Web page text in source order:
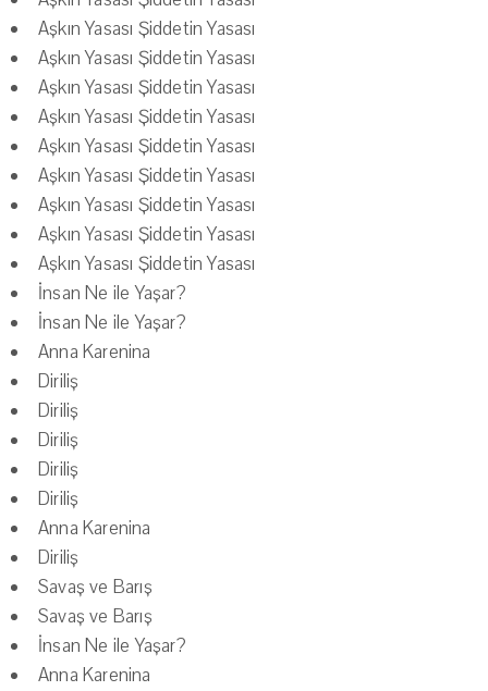
Aşkın Yasası Şiddetin Yasası
Aşkın Yasası Şiddetin Yasası
Aşkın Yasası Şiddetin Yasası
Aşkın Yasası Şiddetin Yasası
Aşkın Yasası Şiddetin Yasası
Aşkın Yasası Şiddetin Yasası
Aşkın Yasası Şiddetin Yasası
Aşkın Yasası Şiddetin Yasası
Aşkın Yasası Şiddetin Yasası
İnsan Ne ile Yaşar?
İnsan Ne ile Yaşar?
Anna Karenina
Diriliş
Diriliş
Diriliş
Diriliş
Diriliş
Anna Karenina
Diriliş
Savaş ve Barış
Savaş ve Barış
İnsan Ne ile Yaşar?
Anna Karenina